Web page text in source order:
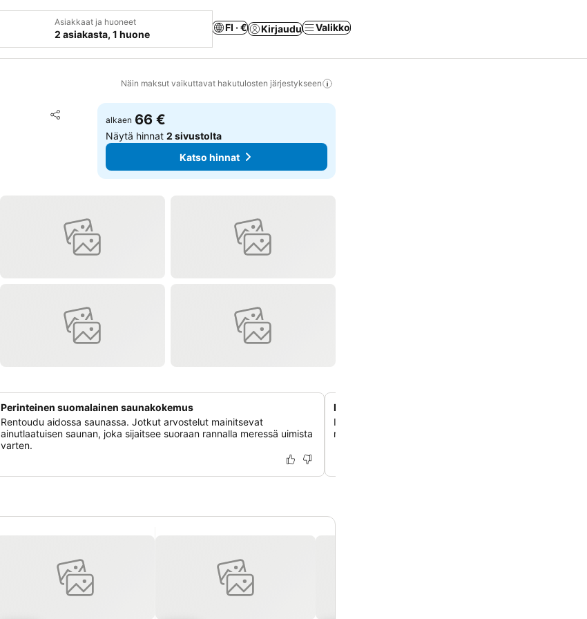
Asiakkaat ja huoneet
2 asiakasta, 1 huone
FI · € Kirjaudu Valikko
Näin maksut vaikuttavat hakutulosten järjestykseen
Jaa
Lisää suosikkeihin
alkaen 66 €
Näytä hinnat2 sivustolta
Katso hinnat
Perinteinen suomalainen saunakokemus
Rentoudu aidossa saunassa. Jotkut arvostelut mainitsevat
ainutlaatuisen saunan, joka sijaitsee suoraan rannalla meressä uimista
varten.
Historiallinen kartanoarkkitehtuuri
Ihastele hotellin klassista arkkitehtuuria. Se oli alun
rakennettu koulutuslaitos, mikä heijastaa sen